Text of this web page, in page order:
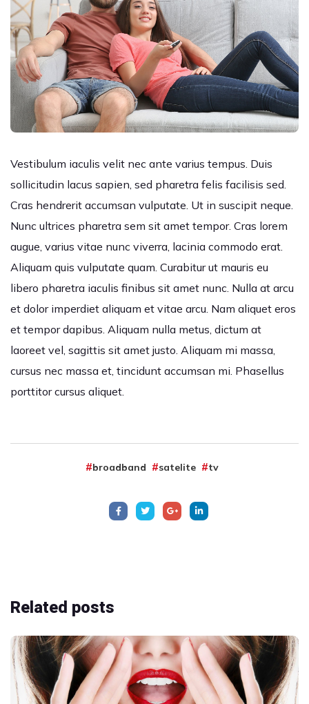
Vestibulum iaculis velit nec ante varius tempus. Duis
sollicitudin lacus sapien, sed pharetra felis facilisis sed.
Cras hendrerit accumsan vulputate. Ut in suscipit neque.
Nunc ultrices pharetra sem sit amet tempor. Cras lorem
augue, varius vitae nunc viverra, lacinia commodo erat.
Aliquam quis vulputate quam. Curabitur ut mauris eu
libero pharetra iaculis finibus sit amet nunc. Nulla at arcu
et dolor imperdiet aliquam et vitae arcu. Nam aliquet eros
et tempor dapibus. Aliquam nulla metus, dictum at
laoreet vel, sagittis sit amet justo. Aliquam mi massa,
cursus nec massa et, tincidunt accumsan mi. Phasellus
porttitor cursus aliquet.
broadband satelite tv
Related posts